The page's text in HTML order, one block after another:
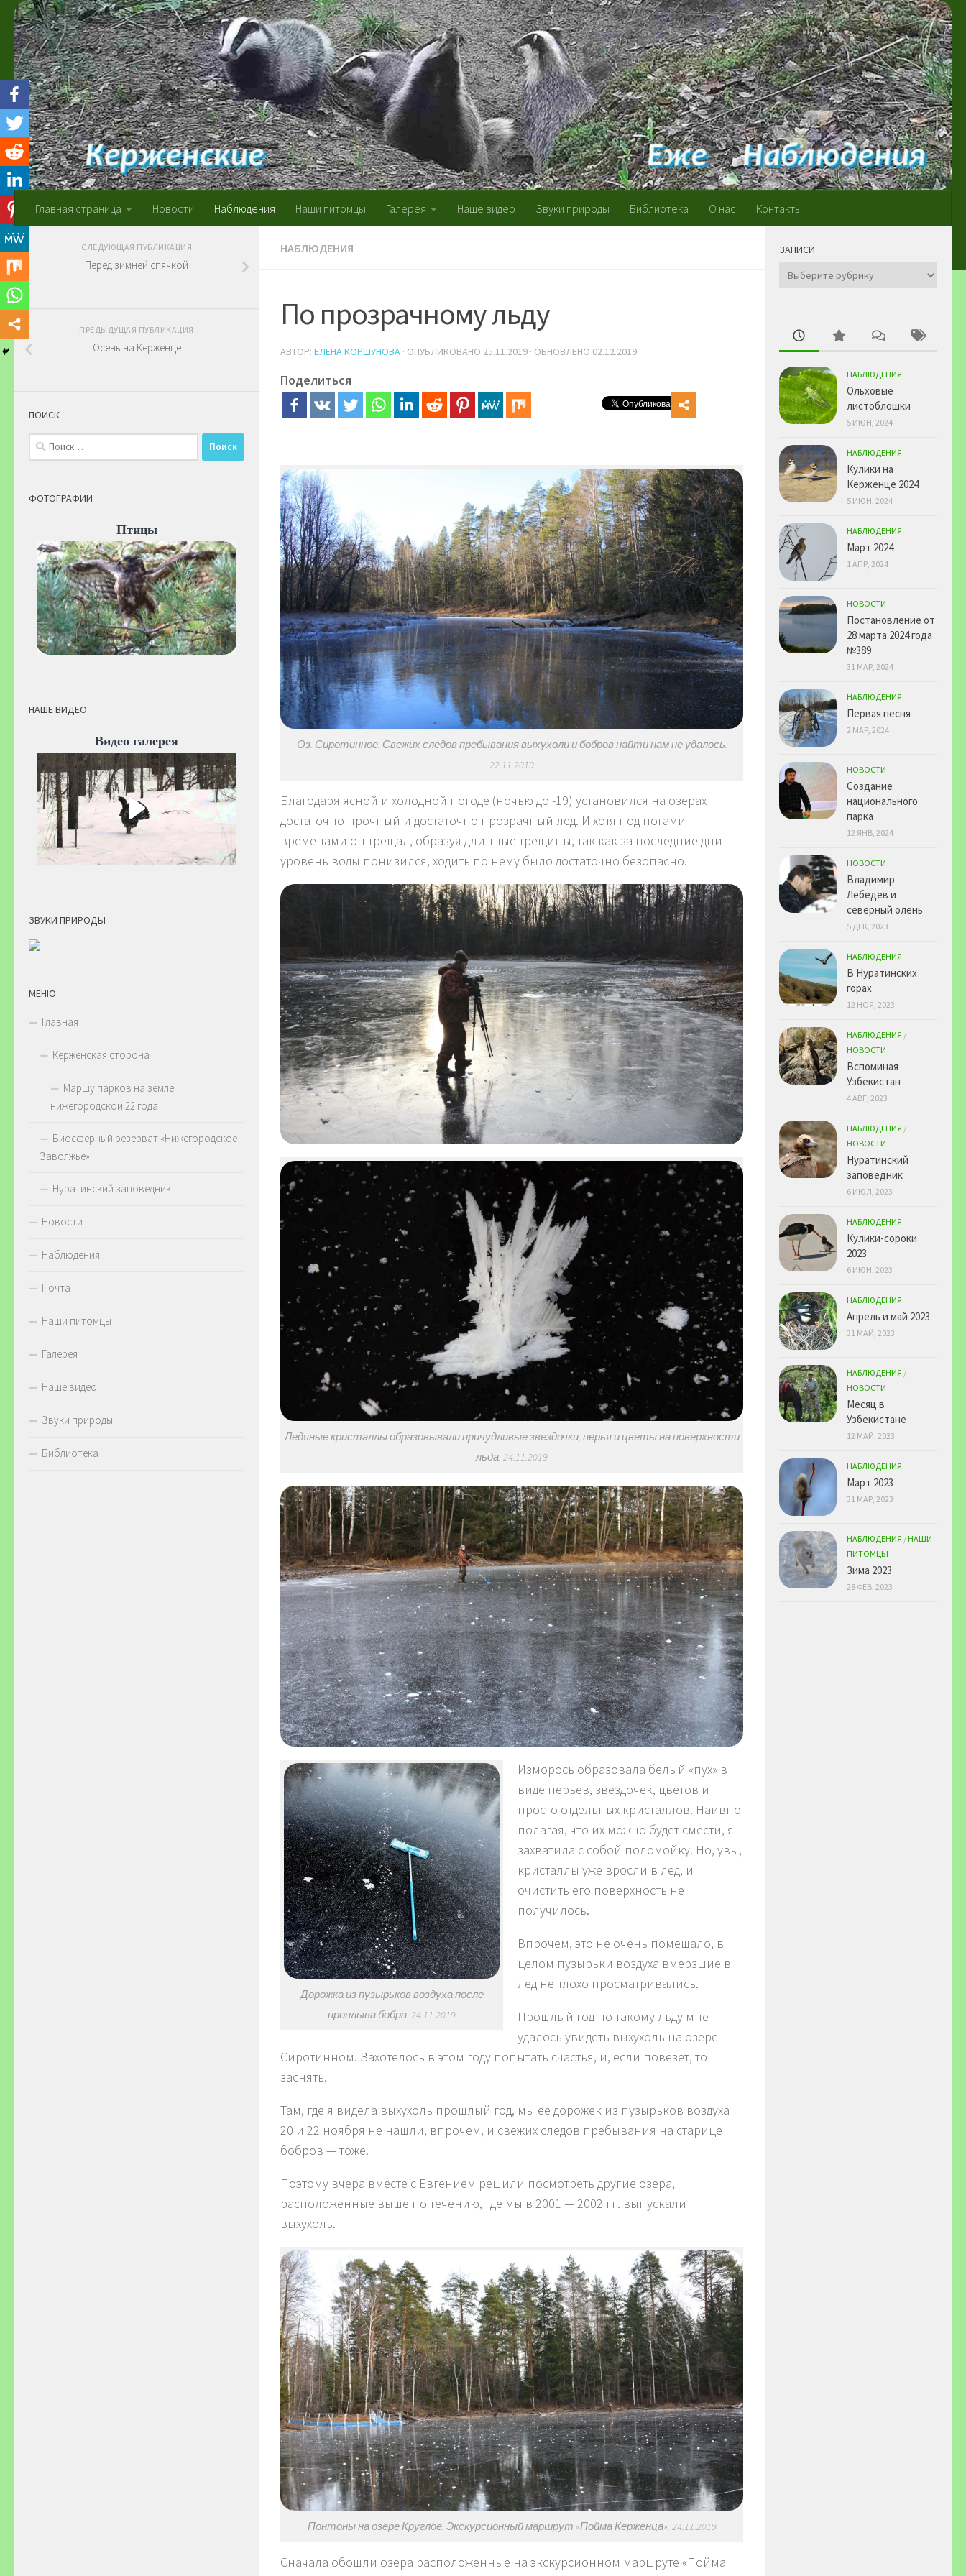
Skip to content
Главная страница Новости Наблюдения Наши питомцы Галерея Наше видео Звуки природы Библиотека О нас Контакты
НАБЛЮДЕНИЯ
По прозрачному льду
АВТОР: ЕЛЕНА КОРШУНОВА · ОПУБЛИКОВАНО 25.11.2019 · ОБНОВЛЕНО 02.12.2019
Поделиться
Оз. Сиротинное. Свежих следов пребывания выхухоли и бобров найти нам не удалось.
22.11.2019
Благодаря ясной и холодной погоде (ночью до -19) установился на озерах
достаточно прочный и достаточно прозрачный лед. И хотя под ногами
временами он трещал, образуя длинные трещины, так как за последние дни
уровень воды понизился, ходить по нему было достаточно безопасно.
Ледяные кристаллы образовывали причудливые звездочки, перья и цветы на поверхности
льда. 24.11.2019
Дорожка из пузырьков воздуха после
проплыва бобра. 24.11.2019
Изморось образовала белый «пух» в
виде перьев, звездочек, цветов и
просто отдельных кристаллов. Наивно
полагая, что их можно будет смести, я
захватила с собой поломойку. Но, увы,
кристаллы уже вросли в лед, и
очистить его поверхность не
получилось.
Впрочем, это не очень помешало, в
целом пузырьки воздуха вмерзшие в
лед неплохо просматривались.
Прошлый год по такому льду мне
удалось увидеть выхухоль на озере
Сиротинном. Захотелось в этом году попытать счастья, и, если повезет, то
заснять.
Там, где я видела выхухоль прошлый год, мы ее дорожек из пузырьков воздуха
20 и 22 ноября не нашли, впрочем, и свежих следов пребывания на старице
бобров — тоже.
Поэтому вчера вместе с Евгением решили посмотреть другие озера,
расположенные выше по течению, где мы в 2001 — 2002 гг. выпускали
выхухоль.
Понтоны на озере Круглое. Экскурсионный маршрут «Пойма Керженца». 24.11.2019
Сначала обошли озера расположенные на экскурсионном маршруте «Пойма
СЛЕДУЮЩАЯ ПУБЛИКАЦИЯ
Перед зимней спячкой
ПРЕДЫДУЩАЯ ПУБЛИКАЦИЯ
Осень на Керженце
ПОИСК
Найти:
ФОТОГРАФИИ
Птицы
НАШЕ ВИДЕО
Видео галерея
ЗВУКИ ПРИРОДЫ
МЕНЮ
Главная
Керженская сторона
Маршу парков на земле
нижегородской 22 года
Биосферный резерват «Нижегородское
Заволжье»
Нуратинский заповедник
Новости
Наблюдения
Почта
Наши питомцы
Галерея
Наше видео
Звуки природы
Библиотека
ЗАПИСИ
Записи
НАБЛЮДЕНИЯ
Ольховые
листоблошки
5 ИЮН, 2024
НАБЛЮДЕНИЯ
Кулики на
Керженце 2024
5 ИЮН, 2024
НАБЛЮДЕНИЯ
Март 2024
1 АПР, 2024
НОВОСТИ
Постановление от
28 марта 2024 года
№389
31 МАР, 2024
НАБЛЮДЕНИЯ
Первая песня
2 МАР, 2024
НОВОСТИ
Создание
национального
парка
12 ЯНВ, 2024
НОВОСТИ
Владимир
Лебедев и
северный олень
5 ДЕК, 2023
НАБЛЮДЕНИЯ
В Нуратинских
горах
12 НОЯ, 2023
НАБЛЮДЕНИЯ /
НОВОСТИ
Вспоминая
Узбекистан
4 АВГ, 2023
НАБЛЮДЕНИЯ /
НОВОСТИ
Нуратинский
заповедник
6 ИЮЛ, 2023
НАБЛЮДЕНИЯ
Кулики-сороки
2023
6 ИЮН, 2023
НАБЛЮДЕНИЯ
Апрель и май 2023
31 МАЙ, 2023
НАБЛЮДЕНИЯ /
НОВОСТИ
Месяц в
Узбекистане
12 МАЙ, 2023
НАБЛЮДЕНИЯ
Март 2023
31 МАР, 2023
НАБЛЮДЕНИЯ /НАШИ
ПИТОМЦЫ
Зима 2023
28 ФЕВ, 2023